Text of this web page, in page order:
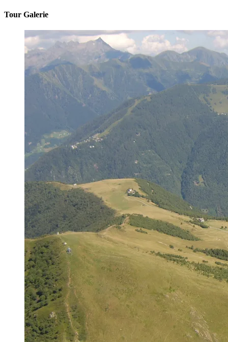
Tour Galerie